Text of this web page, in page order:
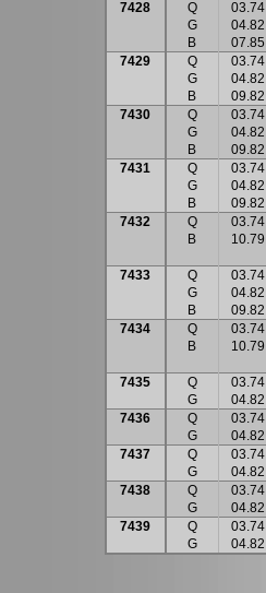
7428
Q
G
B
03.74
04.82
07.85
7429
Q
G
B
03.74
04.82
09.82
7430
Q
G
B
03.74
04.82
09.82
7431
Q
G
B
03.74
04.82
09.82
7432
Q
B
03.74
10.79
7433
Q
G
B
03.74
04.82
09.82
7434
Q
B
03.74
10.79
7435
Q
G
03.74
04.82
7436
Q
G
03.74
04.82
7437
Q
G
03.74
04.82
7438
Q
G
03.74
04.82
7439
Q
G
03.74
04.82